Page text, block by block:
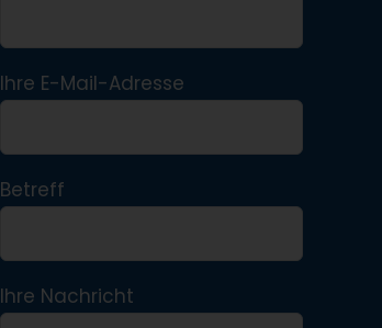
Ihre E-Mail-Adresse
Betreff
Ihre Nachricht